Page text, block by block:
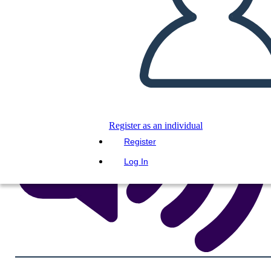
Register as an individual
Register
Log In
READ TO ME